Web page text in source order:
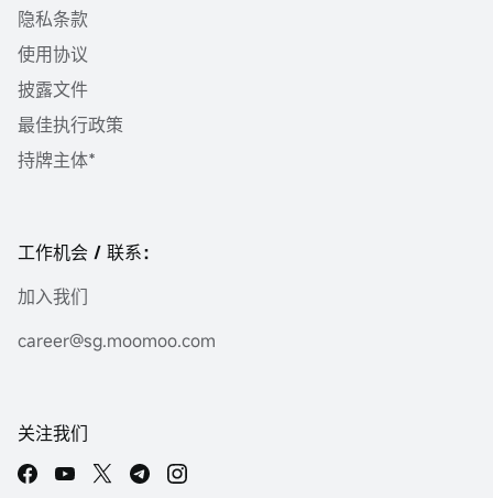
隐私条款
使用协议
披露文件
最佳执行政策
持牌主体*
工作机会 / 联系：
加入我们
career@sg.moomoo.com
关注我们